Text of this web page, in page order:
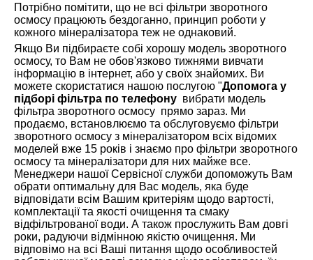
Потрібно помітити, що не всі фільтри зворотного
осмосу працюють бездоганно, принцип роботи у
кожного мінералізатора теж не однаковий.
Якщо Ви підбираєте собі хорошу модель зворотного
осмосу, то Вам не обов'язково тижнями вивчати
інформацію в інтернет, або у своїх знайомих. Ви
можете скористатися нашою послугою "Допомога у
підборі фільтра по телефонувибрати модель
фільтра зворотного осмосу прямо зараз. Ми
продаємо, встановлюємо та обслуговуємо фільтри
зворотного осмосу з мінералізатором всіх відомих
моделей вже 15 років і знаємо про фільтри зворотного
осмосу та мінералізатори для них майже все.
Менеджери нашої Сервісної служби допоможуть Вам
обрати оптимальну для Вас модель, яка буде
відповідати всім Вашим критеріям щодо вартості,
комплектації та якості очищення та смаку
відфільтрованої води. А також прослужить Вам довгі
роки, радуючи відмінною якістю очищення. Ми
відповімо на всі Ваші питання щодо особливостей